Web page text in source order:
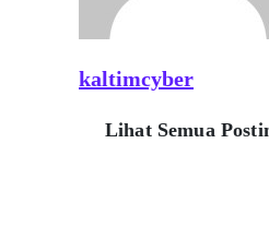
kaltimcyber
Lihat Semua